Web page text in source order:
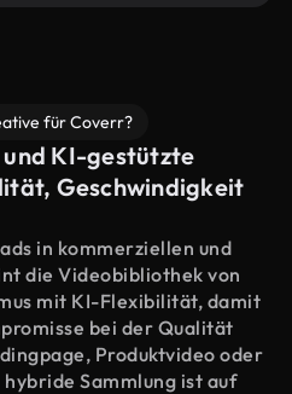
für Coverr?
KI-gestützte
Geschwindigkeit
in kommerziellen und
die Videobibliothek von
mit KI-Flexibilität, damit
bei der Qualität
Produktvideo oder
Sammlung ist auf